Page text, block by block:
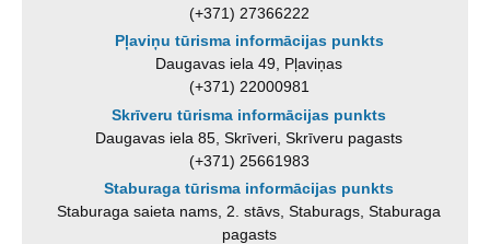
(+371) 27366222
Pļaviņu tūrisma informācijas punkts
Daugavas iela 49, Pļaviņas
(+371) 22000981
Skrīveru tūrisma informācijas punkts
Daugavas iela 85, Skrīveri, Skrīveru pagasts
(+371) 25661983
Staburaga tūrisma informācijas punkts
Staburaga saieta nams, 2. stāvs, Staburags, Staburaga
pagasts